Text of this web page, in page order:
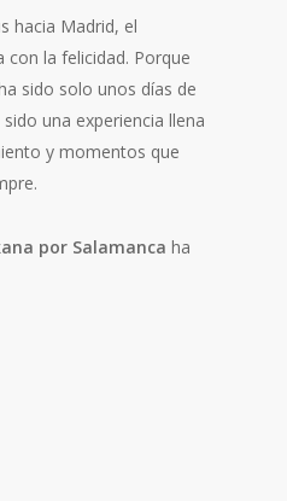
hacia Madrid, el
con la felicidad. Porque
sido solo unos días de
una experiencia llena
y momentos que
por Salamanca ha